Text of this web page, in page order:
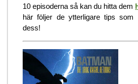
10 episoderna så kan du hitta dem
här följer de ytterligare tips som
dess!